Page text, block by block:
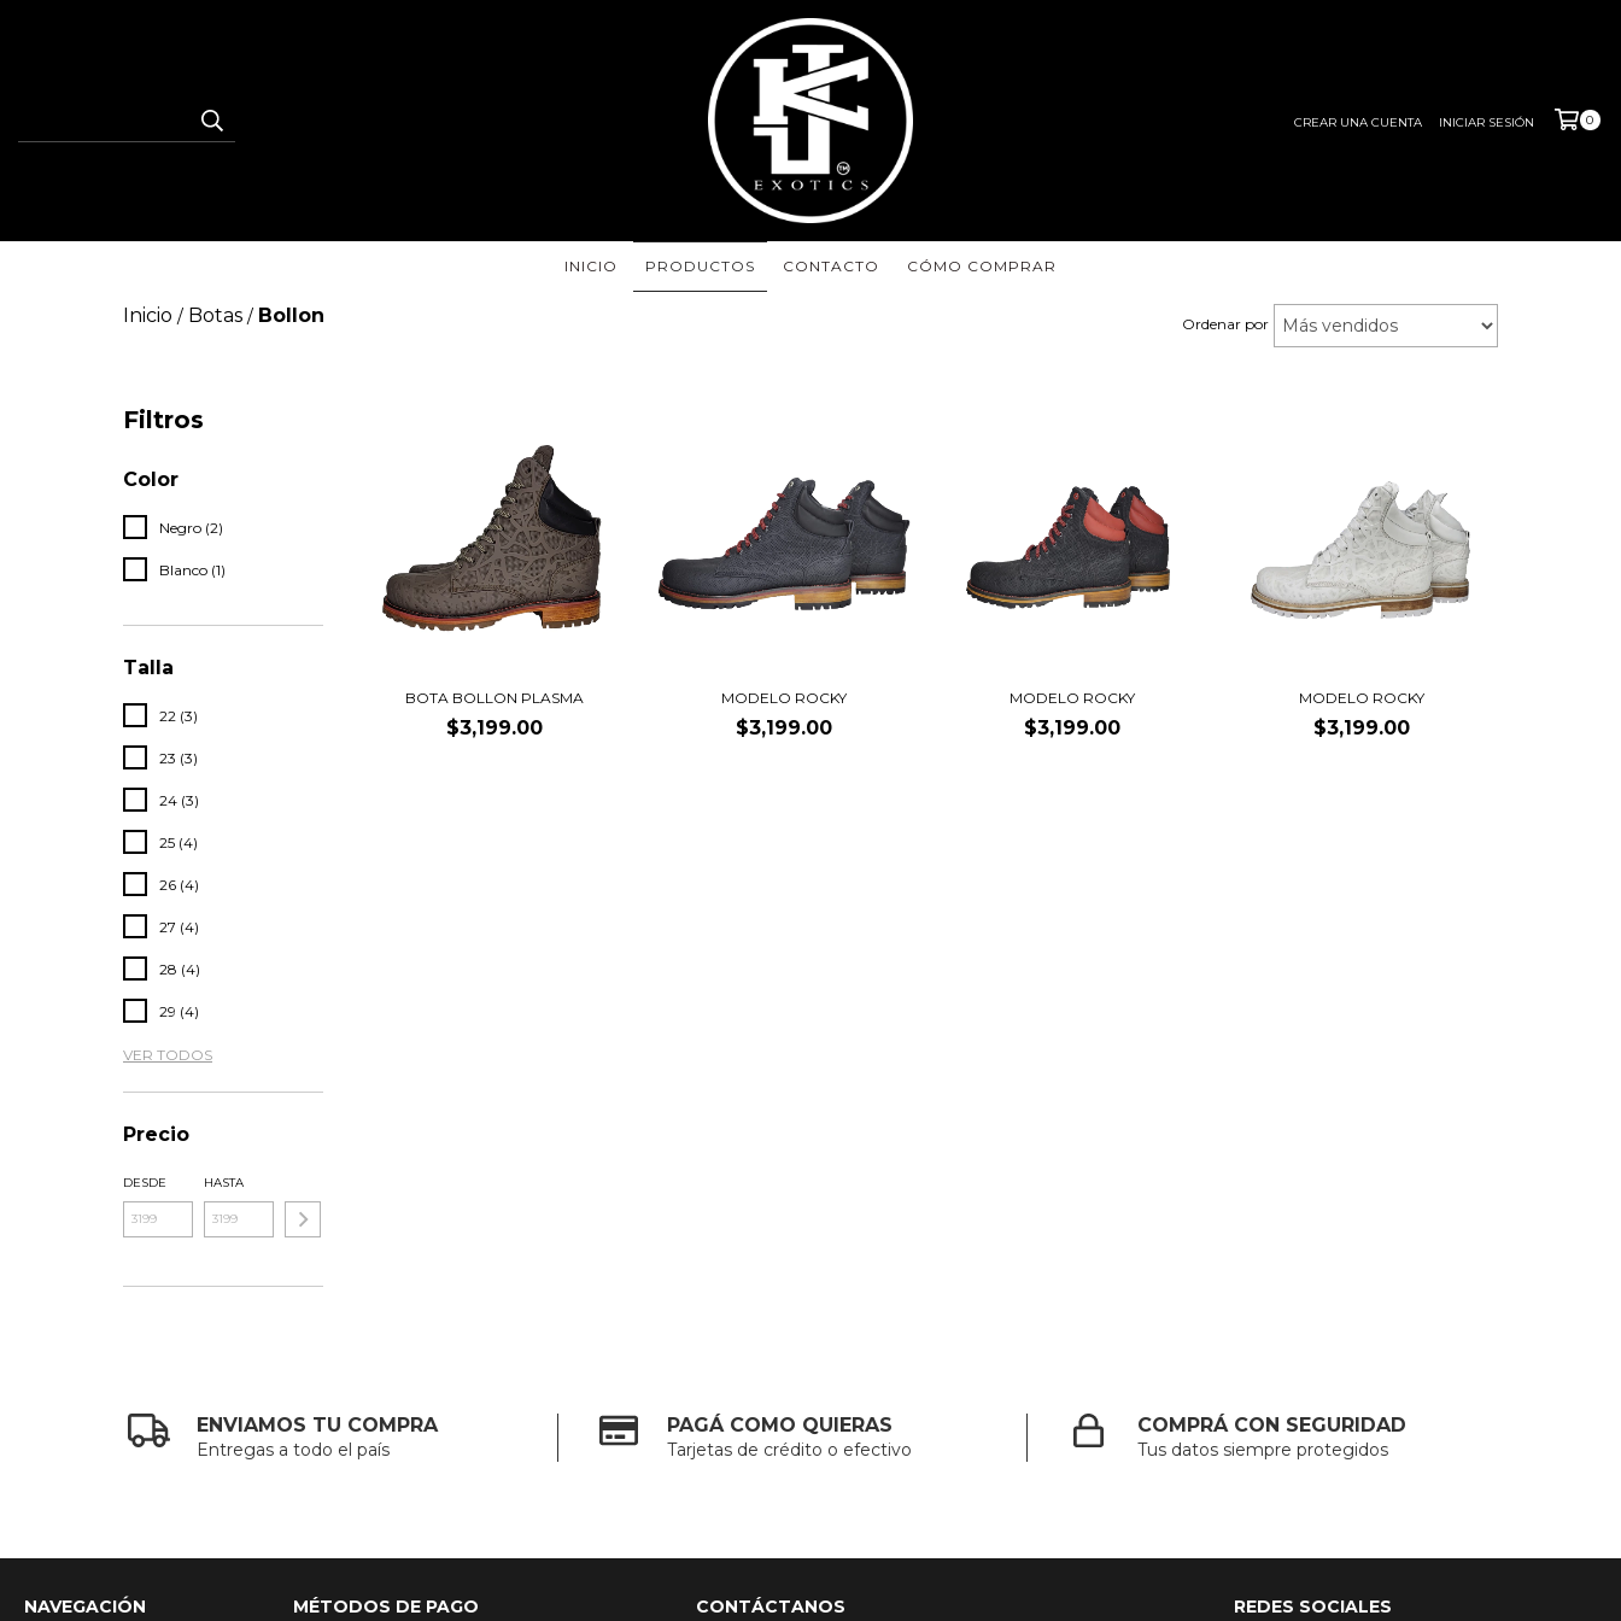
CREAR UNA CUENTA INICIAR SESIÓN 0
INICIO PRODUCTOS CONTACTO CÓMO COMPRAR
Inicio / Botas / Bollon Ordenar por
Filtros
Color
Negro (2)
Blanco (1)
Talla
22 (3)
23 (3)
24 (3)
25 (4)
26 (4)
27 (4)
28 (4)
29 (4)
VER TODOS
Precio
DESDE HASTA
BOTA BOLLON PLASMA
$3,199.00
MODELO ROCKY
$3,199.00
MODELO ROCKY
$3,199.00
MODELO ROCKY
$3,199.00
ENVIAMOS TU COMPRA
Entregas a todo el país
PAGÁ COMO QUIERAS
Tarjetas de crédito o efectivo
COMPRÁ CON SEGURIDAD
Tus datos siempre protegidos
NAVEGACIÓN MÉTODOS DE PAGO CONTÁCTANOS REDES SOCIALES